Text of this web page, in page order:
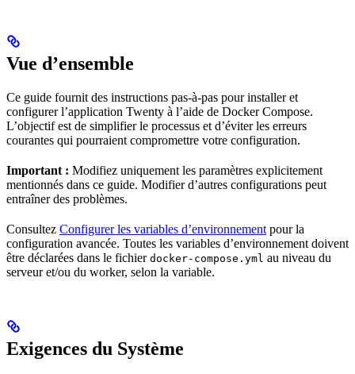
Vue d’ensemble
Ce guide fournit des instructions pas-à-pas pour installer et
configurer l’application Twenty à l’aide de Docker Compose.
L’objectif est de simplifier le processus et d’éviter les erreurs
courantes qui pourraient compromettre votre configuration.
Important : Modifiez uniquement les paramètres explicitement
mentionnés dans ce guide. Modifier d’autres configurations peut
entraîner des problèmes.
Consultez Configurer les variables d’environnement pour la
configuration avancée. Toutes les variables d’environnement doivent
être déclarées dans le fichier docker-compose.yml au niveau du
serveur et/ou du worker, selon la variable.
Exigences du Système